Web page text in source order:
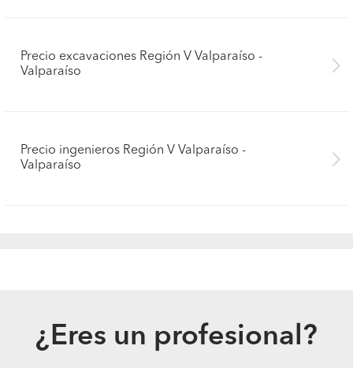
Precio excavaciones Región V Valparaíso -
Valparaíso
Precio ingenieros Región V Valparaíso -
Valparaíso
¿Eres un profesional?